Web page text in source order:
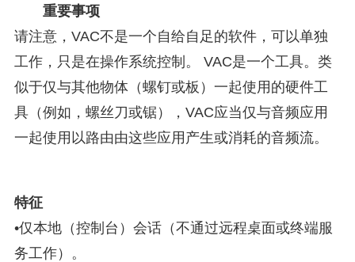
重要事项
请注意，VAC不是一个自给自足的软件，可以单独
工作，只是在操作系统控制。 VAC是一个工具。类
似于仅与其他物体（螺钉或板）一起使用的硬件工
具（例如，螺丝刀或锯），VAC应当仅与音频应用
一起使用以路由由这些应用产生或消耗的音频流。
特征
•仅本地（控制台）会话（不通过远程桌面或终端服
务工作）。